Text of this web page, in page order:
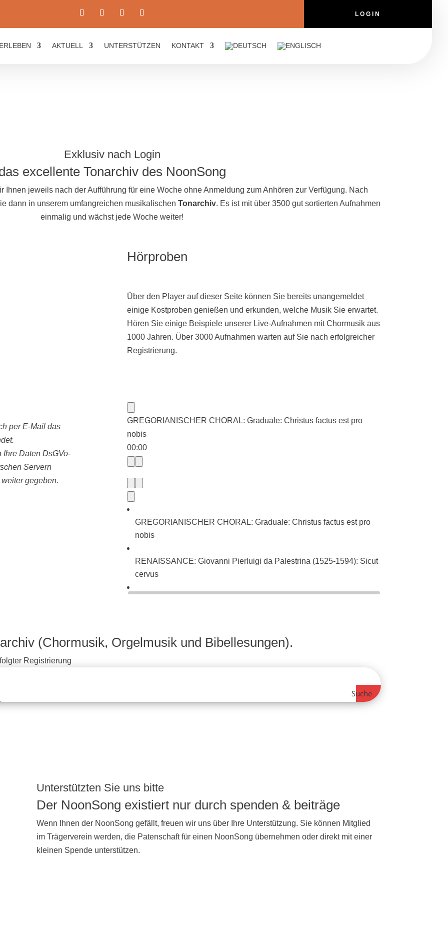
LOGIN
AKTUELL UNTERSTÜTZEN KONTAKT
Exklusiv nach Login
excellente Tonarchiv des NoonSong
Ihnen jeweils nach der Aufführung für eine Woche ohne Anmeldung zum Anhören zur Verfügung. Nach
dann in unserem umfangreichen musikalischen Tonarchiv. Es ist mit über 3500 gut sortierten Aufnahmen
einmalig und wächst jede Woche weiter!
per E-Mail das
Daten DsGVo-
Servern
gegeben.
Hörproben
Über den Player auf dieser Seite können Sie bereits unangemeldet
einige Kostproben genießen und erkunden, welche Musik Sie erwartet.
Hören Sie einige Beispiele unserer Live-Aufnahmen mit Chormusik aus
1000 Jahren. Über 3000 Aufnahmen warten auf Sie nach erfolgreicher
Registrierung.
GREGORIANISCHER CHORAL: Graduale: Christus factus est pro
nobis
00:00
GREGORIANISCHER CHORAL: Graduale: Christus factus est pro
nobis
RENAISSANCE: Giovanni Pierluigi da Palestrina (1525-1594): Sicut
cervus
(Chormusik, Orgelmusik und Bibellesungen).
Registrierung
Suche
Unterstützten Sie uns bitte
Der NoonSong existiert nur durch spenden & beiträge
Wenn Ihnen der NoonSong gefällt, freuen wir uns über Ihre Unterstützung. Sie können Mitglied
im Trägerverein werden, die Patenschaft für einen NoonSong übernehmen oder direkt mit einer
kleinen Spende unterstützen.